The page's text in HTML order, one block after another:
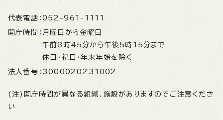
代表電話： 052-961-1111
開庁時間： 月曜日から金曜日
午前8時45分から午後5時15分まで
休日・祝日・年末年始を除く
法人番号： 3000020231002
(注)開庁時間が異なる組織、施設がありますのでご注意くださ
い